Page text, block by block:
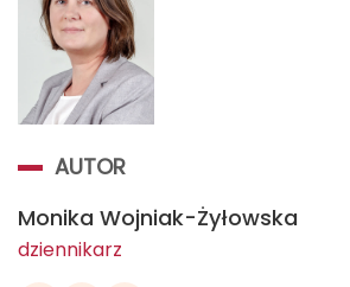
AUTOR
Monika Wojniak-Żyłowska
dziennikarz